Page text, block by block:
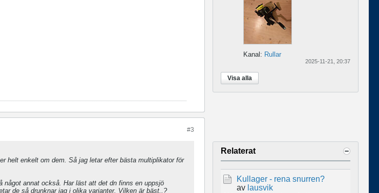
#3
helt enkelt om dem. Så jag letar efter bästa multiplikator för
något annat också. Har läst att det dn finns en uppsjö
de så drunknar jag i olika varianter. Vilken är bäst..?
Kanal: Rullar
2025-11-21, 20:37
Visa alla
Relaterat
Kullager - rena snurren?
av lausvik